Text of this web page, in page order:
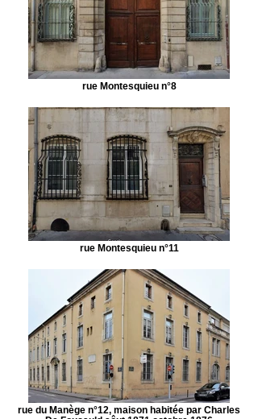
rue Montesquieu n°8
rue Montesquieu n°11
rue du Manège n°12, maison habitée par Charles